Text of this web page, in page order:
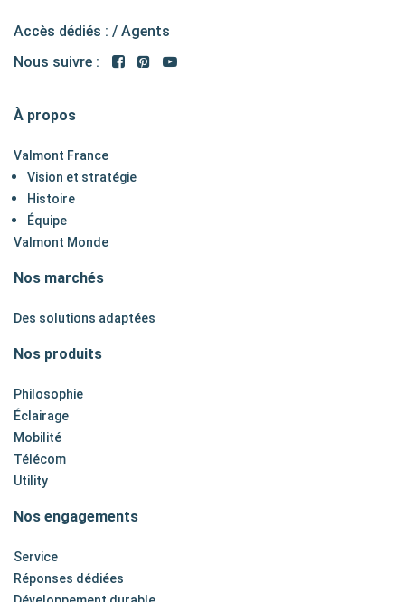
Accès dédiés : / Agents
Nous suivre :
À propos
Valmont France
Vision et stratégie
Histoire
Équipe
Valmont Monde
Nos marchés
Des solutions adaptées
Nos produits
Philosophie
Éclairage
Mobilité
Télécom
Utility
Nos engagements
Service
Réponses dédiées